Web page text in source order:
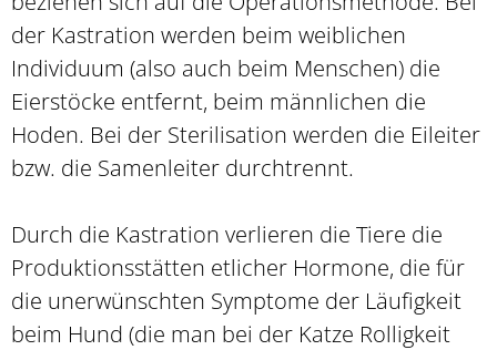
der Kastration werden beim weiblichen
Individuum (also auch beim Menschen) die
Eierstöcke entfernt, beim männlichen die
Hoden. Bei der Sterilisation werden die Eileiter
bzw. die Samenleiter durchtrennt.
Durch die Kastration verlieren die Tiere die
Produktionsstätten etlicher Hormone, die für
die unerwünschten Symptome der Läufigkeit
beim Hund (die man bei der Katze Rolligkeit